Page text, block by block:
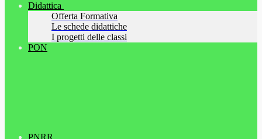
Didattica
Offerta Formativa
Le schede didattiche
I progetti delle classi
PON